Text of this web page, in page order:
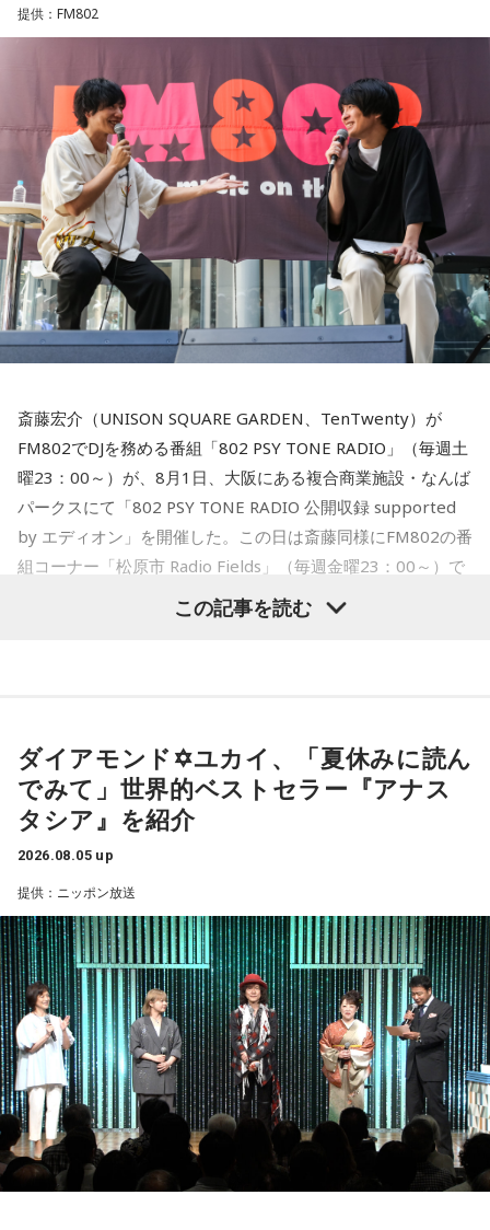
ルグッズストア」にて受付。 9月25日（金）以降順次発送予
https://official-goods-store.jp/muso/
■番組タイトル：『オールナイトニッポンPODCAST 長浜広奈
天下無双』
■配信日時：毎週水曜日 18時頃
■パーソナリティ：長浜広奈
■メールアドレス：hina@allnightnippon.com
■番組X：@hina_annp
■番組ハッシュタグ：#長浜広奈ANNP◆配信先：radiko、ニ
ッポン放送PODCAST STATION
（https://podcast.1242.com
） ほか各種ポッドキャストアプ
リ
提供：FM802
斎藤宏介（UNISON SQUARE GARDEN、TenTwenty）が
FM802でDJを務める番組「802 PSY TONE RADIO」（毎週土
曜23：00～）が、8月1日、大阪にある複合商業施設・なんば
パークスにて「802 PSY TONE RADIO 公開収録 supported
by エディオン」を開催した。この日は斎藤同様にFM802の番
組コーナー「松原市 Radio Fields」（毎週金曜23：00～）で
DJを担当するflumpoolの山村隆太がゲストとして登場。同じ
1985年生まれ、かつメジャーデビュー同期、さらに昨年
この記事を読む
ダイアモンド✡ユカイ、「夏休みに読ん
でみて」世界的ベストセラー『アナス
タシア』を紹介
2026.08.05 up
提供：ニッポン放送